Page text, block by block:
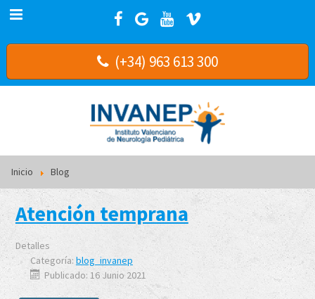
(+34) 963 613 300
Inicio Blog
Atención temprana
Detalles
Categoría: blog_invanep
Publicado: 16 Junio 2021